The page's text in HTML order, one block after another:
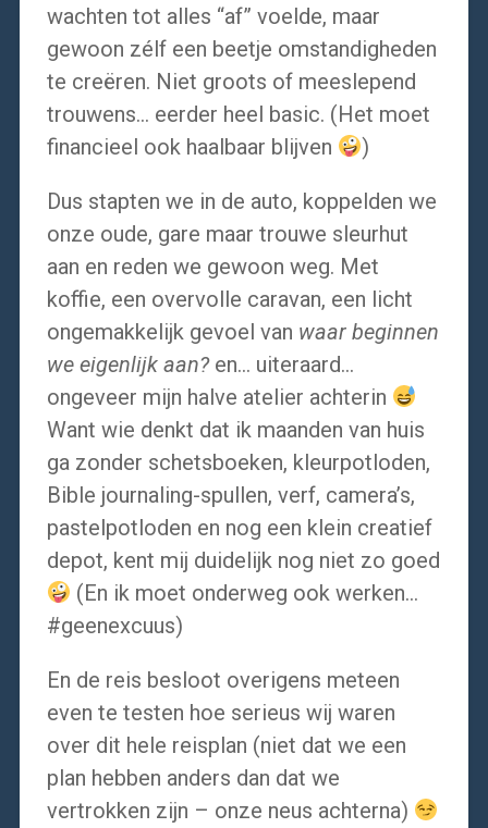
wachten tot alles “af” voelde, maar
gewoon zélf een beetje omstandigheden
te creëren. Niet groots of meeslepend
trouwens… eerder heel basic. (Het moet
financieel ook haalbaar blijven
)
Dus stapten we in de auto, koppelden we
onze oude, gare maar trouwe sleurhut
aan en reden we gewoon weg. Met
koffie, een overvolle caravan, een licht
ongemakkelijk gevoel van waar beginnen
we eigenlijk aan?en… uiteraard…
ongeveer mijn halve atelier achterin
Want wie denkt dat ik maanden van huis
ga zonder schetsboeken, kleurpotloden,
Bible journaling-spullen, verf, camera’s,
pastelpotloden en nog een klein creatief
depot, kent mij duidelijk nog niet zo goed
(En ik moet onderweg ook werken…
#geenexcuus)
En de reis besloot overigens meteen
even te testen hoe serieus wij waren
over dit hele reisplan (niet dat we een
plan hebben anders dan dat we
vertrokken zijn – onze neus achterna)